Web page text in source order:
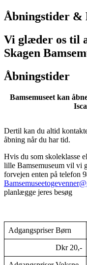
Åbningstider &
Vi glæder os til
Skagen
Åbningstider
Bamsemuseet kan
Dertil kan du altid
åbning når du har tid.
Hvis du som skoleklasse
lille Bamsemuseum vil vi
forvejen enten på telefon
planlægge jeres besøg
Adgangspriser Børn
Dkr 20,-